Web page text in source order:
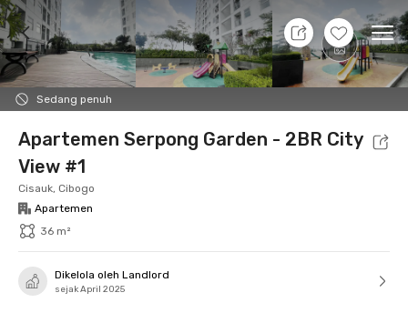
+29
Sedang penuh
9 Agt 26 - Belum tahu
Foto Fasilitas bersama Lokasi Aturan
Apartemen Serpong Garden - 2BR City
View #1
Cisauk, Cibogo
Apartemen
36 m²
Dikelola oleh Landlord
sejak April 2025